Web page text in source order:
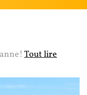
Tout lire